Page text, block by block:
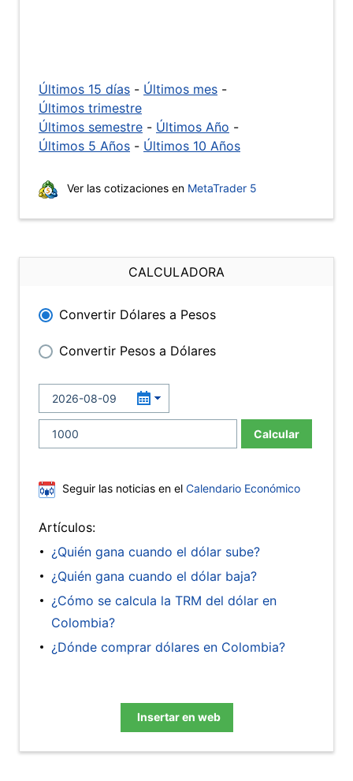
Últimos 15 días - Últimos mes -
Últimos trimestre
Últimos semestre - Últimos Año -
Últimos 5 Años - Últimos 10 Años
Ver las cotizaciones en MetaTrader 5
CALCULADORA
Convertir Dólares a Pesos
Convertir Pesos a Dólares
Calcular
Seguir las noticias en el Calendario Económico
Artículos:
¿Quién gana cuando el dólar sube?
¿Quién gana cuando el dólar baja?
¿Cómo se calcula la TRM del dólar en
Colombia?
¿Dónde comprar dólares en Colombia?
Insertar en web